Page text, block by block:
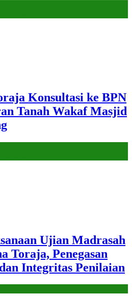
Konsultasi ke BPN
Tanah Wakaf Masjid
Ujian Madrasah
Toraja, Penegasan
Integritas Penilaian